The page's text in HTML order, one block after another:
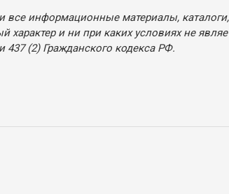
информационные материалы,
и ни при каких условиях не
(2) Гражданского кодекса РФ.